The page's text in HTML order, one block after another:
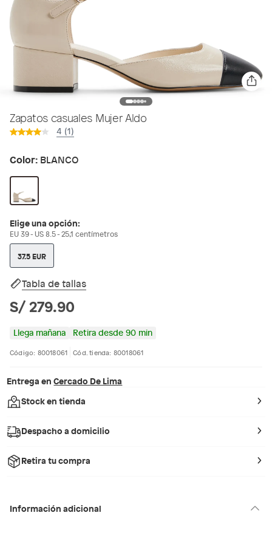
Zapatos casuales Mujer Aldo
4 (1)
Color: BLANCO
Elige una opción:
EU 39 - US 8.5 - 25,1 centímetros
37.5 EUR
Tabla de tallas
S/ 279.90
Llega mañana Retira desde 90 min
Código: 80018061 Cód. tienda: 80018061
Entrega en Cercado De Lima
Stock en tienda
Despacho a domicilio
Retira tu compra
Información adicional